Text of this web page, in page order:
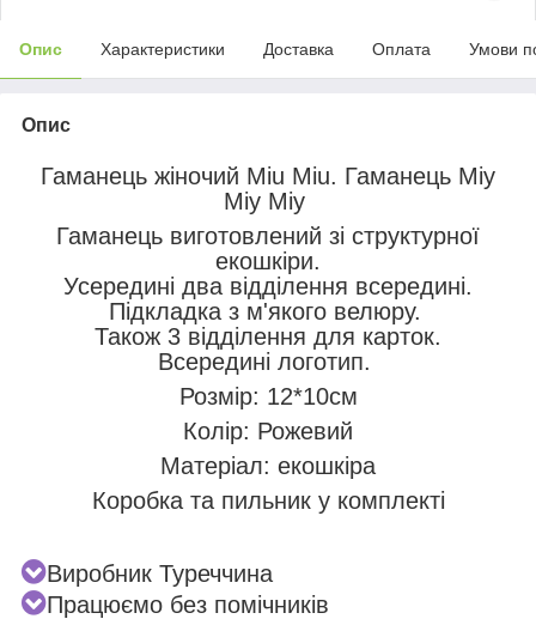
Опис Характеристики Доставка Оплата Умови
Опис
Гаманець жіночий Miu Miu. Гаманець Міу
Міу Міу
Гаманець виготовлений зі структурної
екошкіри.
Усередині два відділення всередині.
Підкладка з м'якого велюру.
Також 3 відділення для карток.
Всередині логотип.
Розмір: 12*10см
Колір: Рожевий
Матеріал: екошкіра
Коробка та пильник у комплекті
Виробник Туреччина
Працюємо без помічників